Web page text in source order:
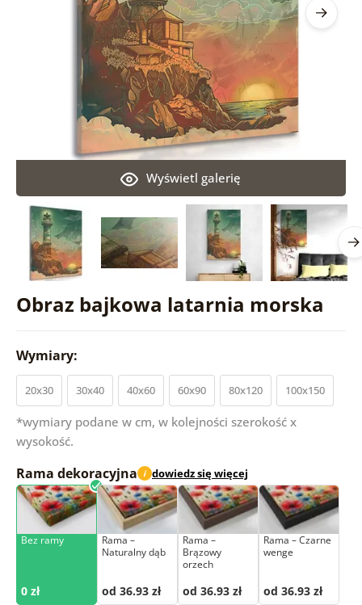
Obraz bajkowa latarnia morska
Wyświetl galerię
Wymiary:
20x30 30x40 40x60 60x90 80x120 100x150
*wymiary podane w cm, w kolejności szerokość x
wysokość.
Rama dekoracyjna i dowiedz się więcej
Bez ramy
0 zł
Rama –
Naturalny dąb
od 36.93 zł
Rama –
Brązowy
orzech
od 36.93 zł
Rama – Czarne
wenge
od 36.93 zł